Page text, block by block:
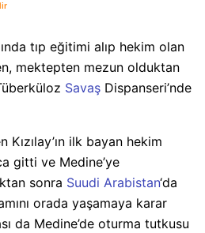
tıp eğitimi alıp hekim olan
mektepten mezun olduktan
Savaş Dispanseri’nde
ilk bayan hekim
gitti ve Medine’ye
sonra Suudi Arabistan‘da
orada yaşamaya karar
da Medine’de oturma tutkusu